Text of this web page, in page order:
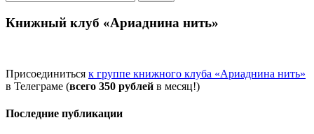
Книжный клуб «Ариаднина нить»
Присоединиться к группе книжного клуба «Ариаднина нить»
в Телеграме (всего 350 рублей в месяц!)
Последние публикации